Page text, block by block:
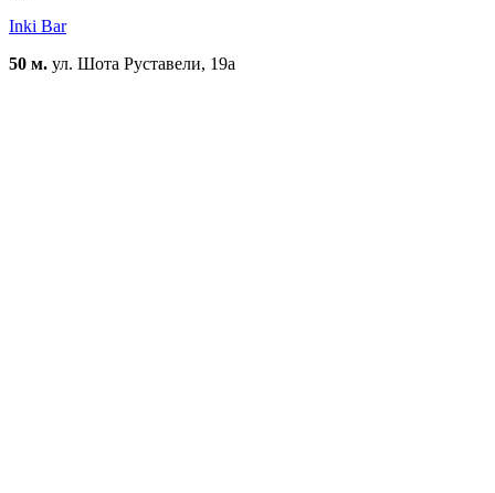
Inki Bar
50 м. ул. Шота Руставели, 19a